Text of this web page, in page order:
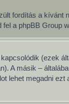
fordítás a
a phpBB Group
(ezek
A másik –
lehet megadni